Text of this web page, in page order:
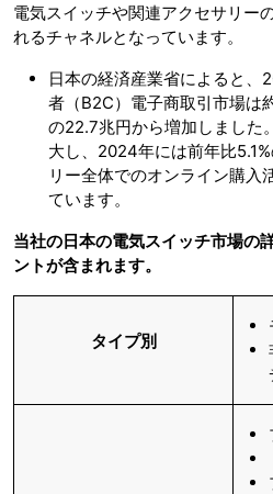
電気スイッチや関連アクセサリー
れるチャネルとなっています。
日本の経済産業省によると
者（B2C）電子商取引市場は
の22.7兆円から増加しました
大し、2024年には前年比
リー全体でのオンライン購入
ています。
当社の日本の電気スイッチ市場の
ントが含まれます。
タイプ別